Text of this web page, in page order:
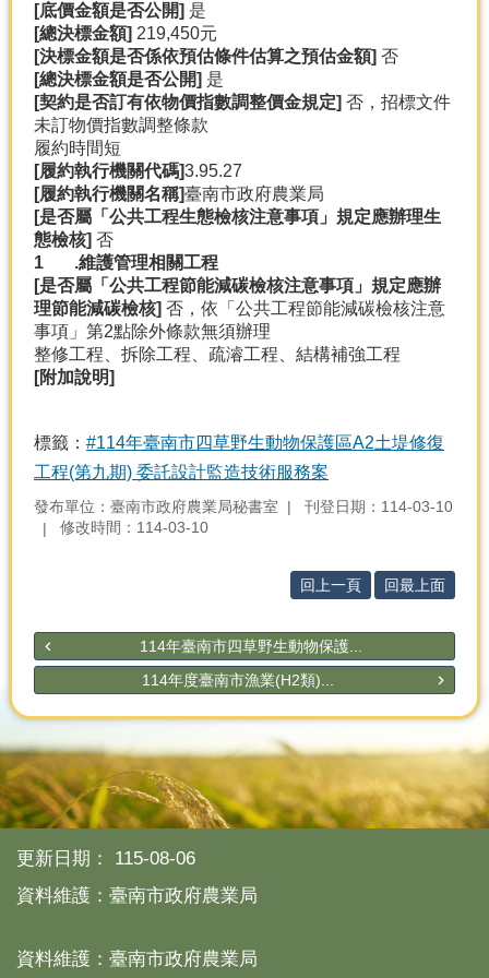
[底價金額是否公開] 是
[總決標金額] 219,450元
[決標金額是否係依預估條件估算之預估金額] 否
[總決標金額是否公開] 是
[契約是否訂有依物價指數調整價金規定] 否，招標文件
未訂物價指數調整條款
履約時間短
[履約執行機關代碼]3.95.27
[履約執行機關名稱]臺南市政府農業局
[是否屬「公共工程生態檢核注意事項」規定應辦理生
態檢核] 否
1 .維護管理相關工程
[是否屬「公共工程節能減碳檢核注意事項」規定應辦
理節能減碳檢核] 否，依「公共工程節能減碳檢核注意
事項」第2點除外條款無須辦理
整修工程、拆除工程、疏濬工程、結構補強工程
[附加說明]
標籤： #114年臺南市四草野生動物保護區A2土堤修復
工程(第九期) 委託設計監造技術服務案
發布單位：臺南市政府農業局秘書室
刊登日期：114-03-10
修改時間：114-03-10
回上一頁 回最上面
114年臺南市四草野生動物保護...
114年度臺南市漁業(H2類)...
更新日期：
115-08-06
資料維護：臺南市政府農業局
資料維護：臺南市政府農業局